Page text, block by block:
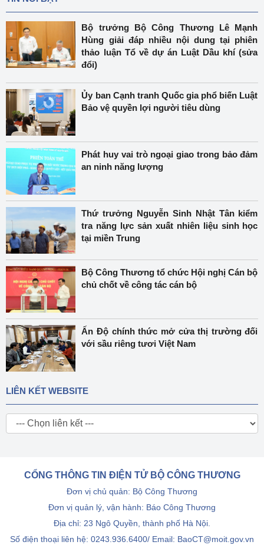
Bộ trưởng Bộ Công Thương Lê Mạnh
Hùng giải đáp nhiều nội dung tại phiên
thảo luận Tổ về dự án Luật Dầu khí (sửa
đổi)
Ủy ban Cạnh tranh Quốc gia phổ biến Luật
Bảo vệ quyền lợi người tiêu dùng
Phát huy vai trò ngoại giao trong bảo đảm
an ninh năng lượng
Thứ trưởng Nguyễn Sinh Nhật Tân kiểm
tra năng lực sản xuất nhiên liệu sinh học
tại miền Trung
Bộ Công Thương tổ chức Hội nghị Cán bộ
chủ chốt về công tác cán bộ
Ấn Độ chính thức mở cửa thị trường đối
với sầu riêng tươi Việt Nam
LIÊN KẾT WEBSITE
CỔNG THÔNG TIN ĐIỆN TỬ BỘ CÔNG THƯƠNG
Đơn vị chủ quản: Bộ Công Thương
Đơn vị quản lý, vận hành: Báo Công Thương
Địa chỉ: 23 Ngô Quyền, thành phố Hà Nội.
Số điện thoại liên hệ: 0243.936.6400/ Email: BaoCT@moit.gov.vn